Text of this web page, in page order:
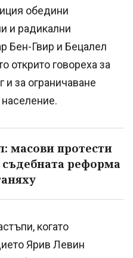
обедини
и радикални
Бен-Гвир и Бецалел
открито говореха за
и за ограничаване
масови протести
реформа
когато
Ярив Левин